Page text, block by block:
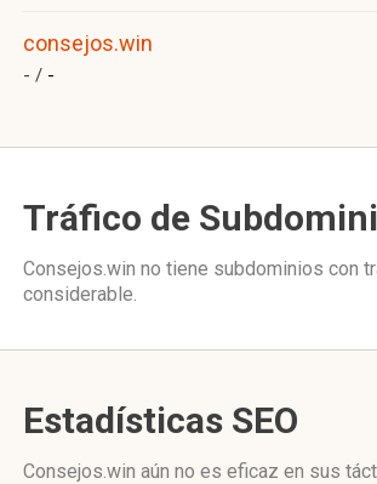
consejos.win
- / -
Tráfico de
Consejos.win no tiene subdominios con
considerable.
Estadísticas SEO
Consejos.win aún no es eficaz en sus